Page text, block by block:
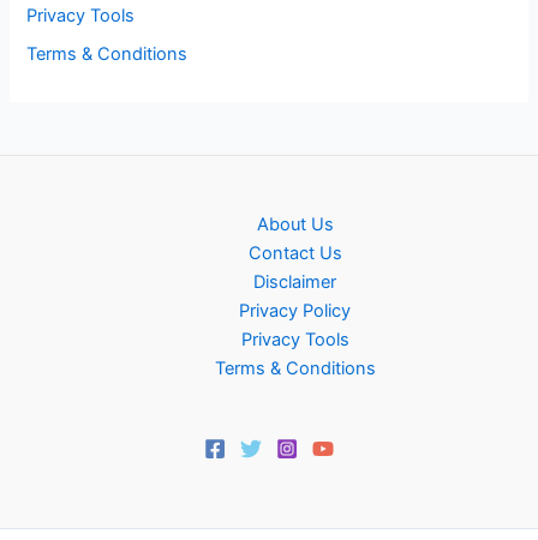
Privacy Tools
Terms & Conditions
About Us
Contact Us
Disclaimer
Privacy Policy
Privacy Tools
Terms & Conditions